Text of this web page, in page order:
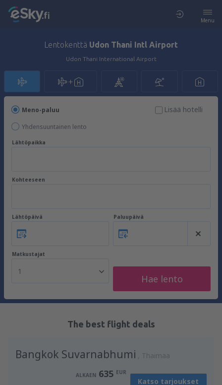
Menu
Lentokenttä Udon Thani Intl Airport
Udon Thani International Airport
Meno-paluu
Yhdensuuntainen lento
Lisää hotelli
Lähtöpaikka
Kohteeseen
Lähtöpäivä Paluupäivä
Matkustajat
1
Hae lento
The best flight deals
Bangkok Suvarnabhumi Thaimaa
ALKAEN 635 EUR
Katso tarjoukset